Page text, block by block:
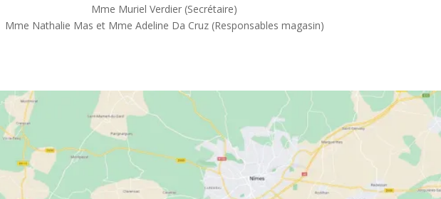
Mme Muriel Verdier (Secrétaire)
Mme Nathalie Mas et Mme Adeline Da Cruz (Responsables magasin)